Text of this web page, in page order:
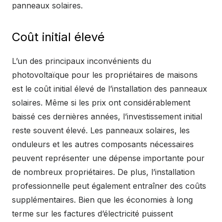
panneaux solaires.
Coût initial élevé
L’un des principaux inconvénients du
photovoltaïque pour les propriétaires de maisons
est le coût initial élevé de l’installation des panneaux
solaires. Même si les prix ont considérablement
baissé ces dernières années, l’investissement initial
reste souvent élevé. Les panneaux solaires, les
onduleurs et les autres composants nécessaires
peuvent représenter une dépense importante pour
de nombreux propriétaires. De plus, l’installation
professionnelle peut également entraîner des coûts
supplémentaires. Bien que les économies à long
terme sur les factures d’électricité puissent